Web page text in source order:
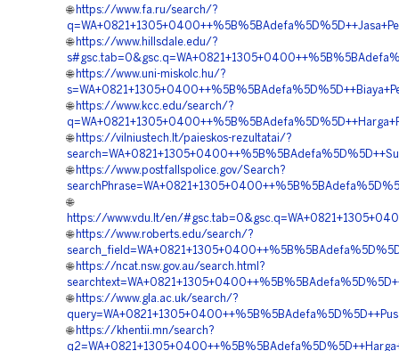
🌐 https://www.fa.ru/search/?
🌐 https://www.hillsdale.edu/?
🌐 https://www.uni-miskolc.hu/?
🌐 https://www.kcc.edu/search/?
🌐 https://vilniustech.lt/paieskos-rezultatai/?
🌐 https://www.postfallspolice.gov/Search?
🌐
https://www.vdu.lt/en/
🌐 https://www.roberts.edu/search/?
🌐 https://ncat.nsw.gov.au/search.html?
🌐 https://www.gla.ac.uk/search/?
🌐 https://khentii.mn/search?